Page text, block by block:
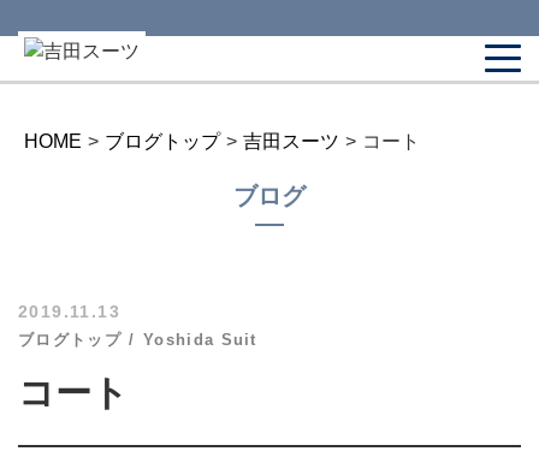
HOME > ブログトップ > 吉田スーツ > コート
ブログ
2019.11.13
ブログトップ Yoshida Suit
コート